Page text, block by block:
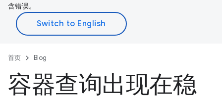
含错误。
首页 Blog
容器查询出现在稳